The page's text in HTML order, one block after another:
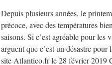
Depuis plusieurs années, le
précoce, avec des températures
saisons. Si c’est agréable pour les
arguent que c’est un désastre
site Atlantico.fr le 28 février 2019